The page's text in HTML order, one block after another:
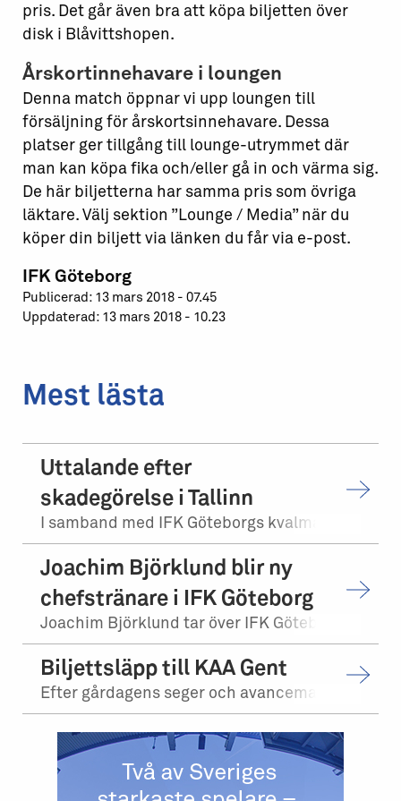
pris. Det går även bra att köpa biljetten över
disk i Blåvittshopen.
Årskortinnehavare i loungen
Denna match öppnar vi upp loungen till
försäljning för årskortsinnehavare. Dessa
platser ger tillgång till lounge-utrymmet där
man kan köpa fika och/eller gå in och värma sig.
De här biljetterna har samma pris som övriga
läktare. Välj sektion ”Lounge / Media” när du
köper din biljett via länken du får via e-post.
IFK Göteborg
Publicerad: 13 mars 2018 - 07.45
Uppdaterad: 13 mars 2018 - 10.23
Mest lästa
Uttalande efter
skadegörelse i Tallinn
Joachim Björklund blir ny
chefstränare i IFK Göteborg
Biljettsläpp till KAA Gent